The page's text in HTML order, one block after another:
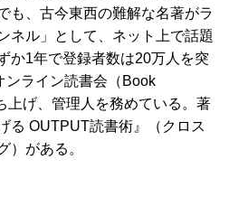
も、古今東西の難解な名著がラ
ネル」として、ネット上で話題
か1年で登録者数は20万人を突
ンライン読書会（Book
上げ、管理人を務めている。著
る OUTPUT読書術』（クロス
）がある。